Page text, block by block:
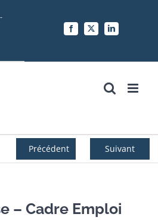
Facebook
X LinkedIn
Précédent Suivant
– Cadre Emploi